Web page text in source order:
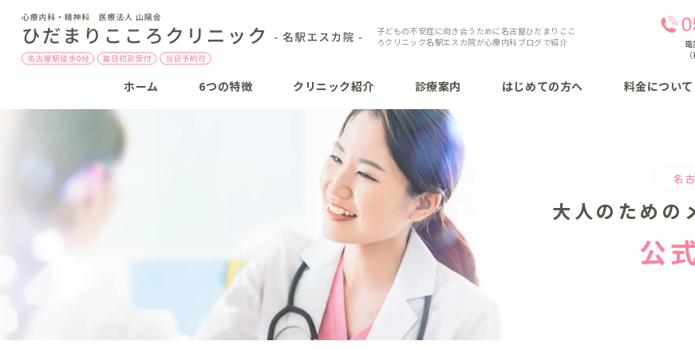
子どもの不安症に向き合うために名古屋ひだまりここ
ろクリニック名駅エスカ院が心療内科ブログで紹介
ホーム 6つの特徴 クリニック紹介 診療案内 はじめての方へ 料金について
名
大人のための
公